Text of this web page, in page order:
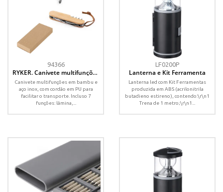
94366
RYKER. Canivete multifunções
com 7 funções, em bambu e
aço inox
Canivete multifunções em bambu e
aço inox, com cordão em PU para
facilitar o transporte. Incluso 7
funções: lâmina,...
LF0200P
Lanterna e Kit Ferramenta
Lanterna led com Kit Ferramentas
produzida em ABS (acrilonitrila
butadieno estireno), contendo:\r\n1
Trena de 1 metro;\r\n1...